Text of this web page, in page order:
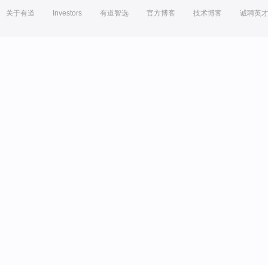
关于有道 Investors 有道智选 官方博客 技术博客 诚聘英才